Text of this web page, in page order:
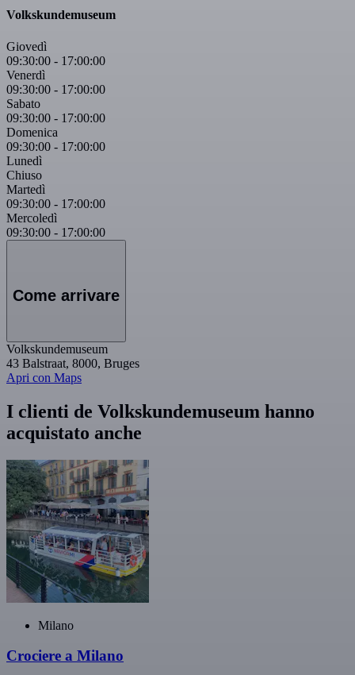
Volkskundemuseum
Giovedì
09:30:00 - 17:00:00
Venerdì
09:30:00 - 17:00:00
Sabato
09:30:00 - 17:00:00
Domenica
09:30:00 - 17:00:00
Lunedì
Chiuso
Martedì
09:30:00 - 17:00:00
Mercoledì
09:30:00 - 17:00:00
Come arrivare
Volkskundemuseum
43 Balstraat, 8000, Bruges
Apri con Maps
I clienti de Volkskundemuseum hanno
acquistato anche
Milano
Crociere a Milano